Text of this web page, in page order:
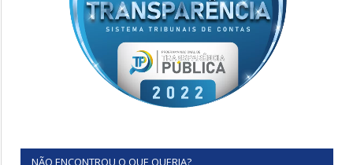
NÃO ENCONTROU O QUE QUERIA?